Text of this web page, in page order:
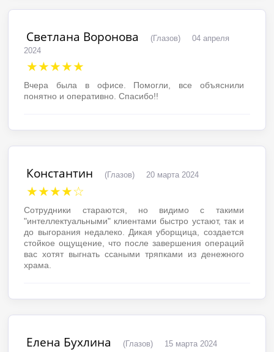
Светлана Воронова (Глазов)
04 апреля
2024
★★★★★
Вчера была в офисе. Помогли, все объяснили
понятно и оперативно. Спасибо!!
Константин (Глазов) 20 марта 2024
★★★★☆
Сотрудники стараются, но видимо с такими
"интеллектуальными" клиентами быстро устают, так и
до выгорания недалеко. Дикая уборщица, создается
стойкое ощущение, что после завершения операций
вас хотят выгнать ссаными тряпками из денежного
храма.
Елена Бухлина (Глазов) 15 марта 2024